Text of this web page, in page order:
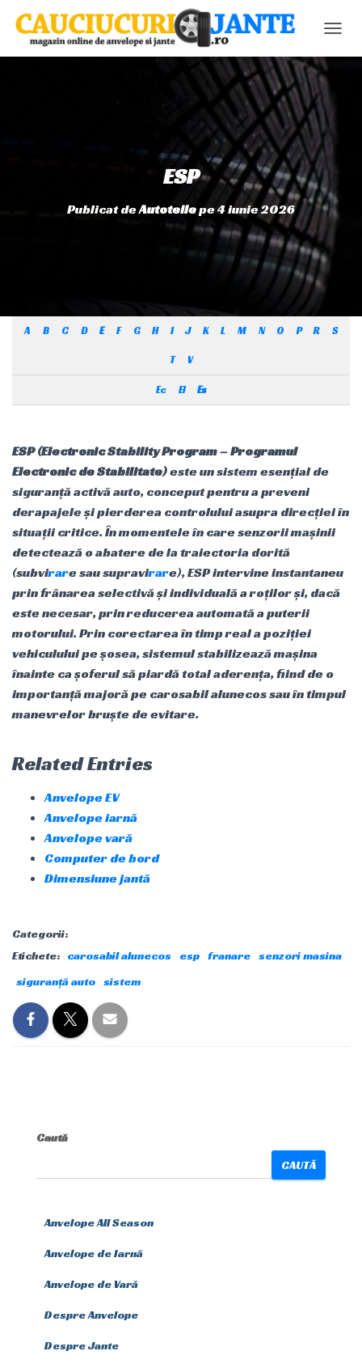
O
G
A
ESP
Publicat deAutoteilepe4 iunie 2026
A B C D E F G H I J K L M N O P R S
T V
Ec El Es
ESP (Electronic Stability Program – Programul
Electronic de Stabilitate)este un sistem esențial de
siguranță activă auto, conceput pentru a preveni
derapajele și pierderea controlului asupra direcției în
situații critice. În momentele în care senzorii mașinii
detectează o abatere de la traiectoria dorită
(subvirare sau supravirare), ESP intervine instantaneu
prin frânarea selectivă și individuală a roților și, dacă
este necesar, prin reducerea automată a puterii
motorului. Prin corectarea în timp real a poziției
vehiculului pe șosea, sistemul stabilizează mașina
înainte ca șoferul să piardă total aderența, fiind de o
importanță majoră pe carosabil alunecos sau în timpul
manevrelor bruște de evitare.
Related Entries
Anvelope EV
Anvelope iarnă
Anvelope vară
Computer de bord
Dimensiune jantă
Categorii:
Etichete: carosabil alunecos esp franare senzori masina
siguranță auto sistem
Caută
CAUTĂ
Anvelope All Season
Anvelope de Iarnă
Anvelope de Vară
Despre Anvelope
Despre Jante